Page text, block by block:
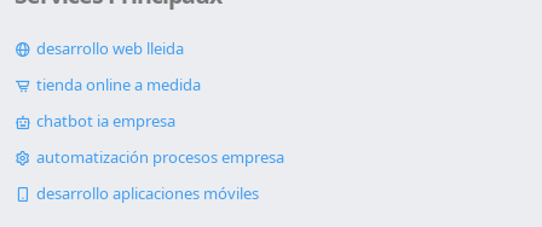
desarrollo web lleida
tienda online a medida
chatbot ia empresa
automatización procesos empresa
desarrollo aplicaciones móviles